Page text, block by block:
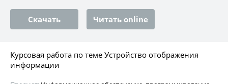
Скачать Читать online
Курсовая работа по теме Устройство отображения
информации